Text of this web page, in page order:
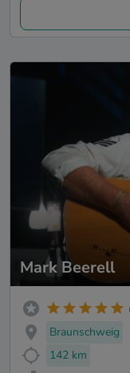
Mark Beerell
Braunschweig
142 km